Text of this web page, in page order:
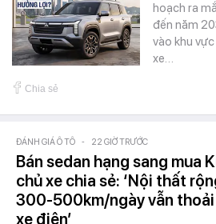
hoạch ra
đến năm
vào khu
xe…
Chia sẻ
ĐÁNH GIÁ Ô TÔ - 22 GIỜ TRƯỚC
Bán sedan hạng sang mua
chủ xe chia sẻ: ‘Nội thất
300-500km/ngày vẫn thoải
xe điện’